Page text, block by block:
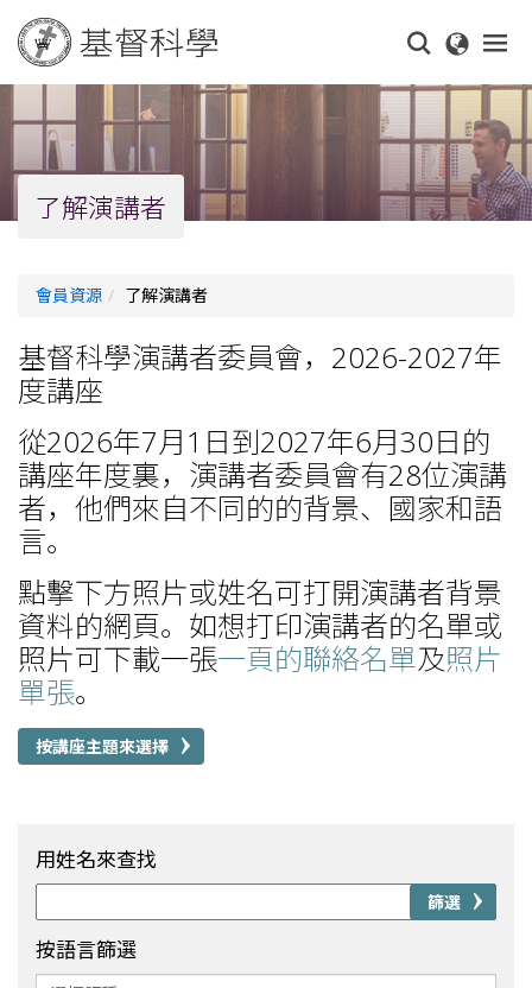
main
content
了解演講者
會員資源 了解演講者
基督科學演講者委員會，2026-2027年
度講座
從2026年7月1日到2027年6月30日的
講座年度裏，演講者委員會有28位演講
者，他們來自不同的的背景、國家和語
言。
點擊下方照片或姓名可打開演講者背景
資料的網頁。如想打印演講者的名單或
照片可下載一張一頁的聯絡名單及照片
單張。
按講座主題來選擇
用姓名來查找
篩選
按語言篩選